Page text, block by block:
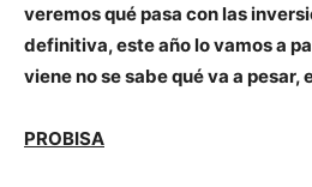
veremos qué pasa con las
definitiva, este año lo vamos a
viene no se sabe qué va a pesar,
PROBISA